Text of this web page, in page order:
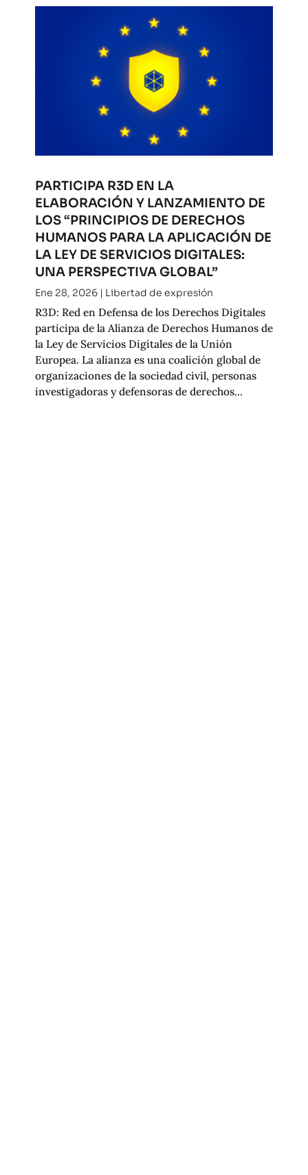
PARTICIPA R3D EN LA
ELABORACIÓN Y LANZAMIENTO DE
LOS “PRINCIPIOS DE DERECHOS
HUMANOS PARA LA APLICACIÓN DE
LA LEY DE SERVICIOS DIGITALES:
UNA PERSPECTIVA GLOBAL”
Ene 28, 2026| Libertad de expresión
R3D: Red en Defensa de los Derechos Digitales
participa de la Alianza de Derechos Humanos de
la Ley de Servicios Digitales de la Unión
Europea. La alianza es una coalición global de
organizaciones de la sociedad civil, personas
investigadoras y defensoras de derechos...